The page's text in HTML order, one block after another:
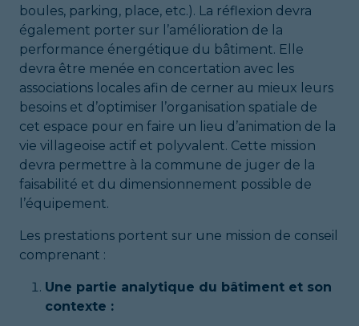
boules, parking, place, etc.). La réflexion devra
également porter sur l’amélioration de la
performance énergétique du bâtiment. Elle
devra être menée en concertation avec les
associations locales afin de cerner au mieux leurs
besoins et d’optimiser l’organisation spatiale de
cet espace pour en faire un lieu d’animation de la
vie villageoise actif et polyvalent. Cette mission
devra permettre à la commune de juger de la
faisabilité et du dimensionnement possible de
l’équipement.
Les prestations portent sur une mission de conseil
comprenant :
Une partie analytique du bâtiment et son
contexte :